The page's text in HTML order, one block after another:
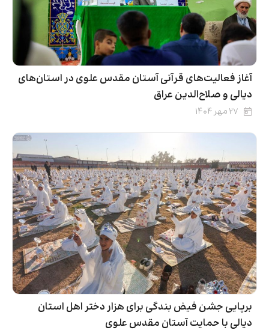
آغاز فعالیت‌های قرآنی آستان مقدس علوی در استان‌های
دیالی و صلاح‌الدین عراق
۲۷ مهر ۱۴۰۴
برپایی جشن فیض بندگی برای هزار دختر اهل استان
دیالی با حمایت آستان مقدس علوی